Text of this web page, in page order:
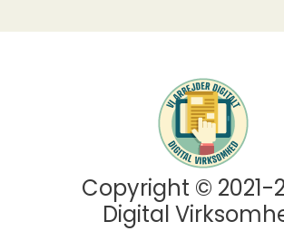
Copyright © 2021-
Digital